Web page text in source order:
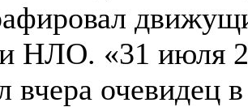
НЛО. «31 июля
вчера очевидец